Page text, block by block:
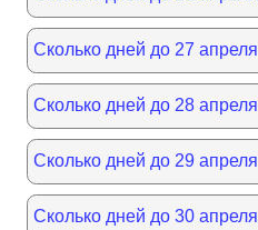
Сколько дней до 27 апреля
Сколько дней до 28 апреля
Сколько дней до 29 апреля
Сколько дней до 30 апреля